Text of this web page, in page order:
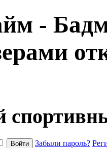
-
Забыли пароль?